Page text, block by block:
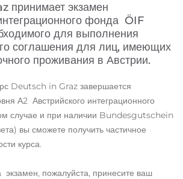
принимает экзамен
фонда ÖIF
для выполнения
соглашения для лиц, имеющих
проживания в Австрии.
Deutsch in Graz завершается
А2 Австрийского интеграционного
случае и при наличии Bundesgutschein
вы сможете получить частичное
курса.
экзамен, пожалуйста, принесите ваш